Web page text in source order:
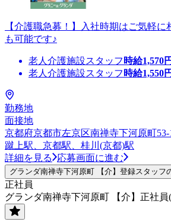
【介護職急募！】入社時期はご気軽
も可能です♪
老人介護施設スタッフ 時給1,570
老人介護施設スタッフ 時給1,550
勤務地
面接地
京都府京都市左京区南禅寺下河原町53-
蹴上駅、京都駅、桂川(京都)駅
詳細を見る
応募画面に進む
グランダ南禅寺下河原町 【介】登録スタッフ
正社員
グランダ南禅寺下河原町 【介】正社